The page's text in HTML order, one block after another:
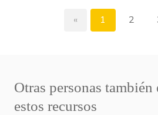
« 1 2
Otras personas
estos recursos